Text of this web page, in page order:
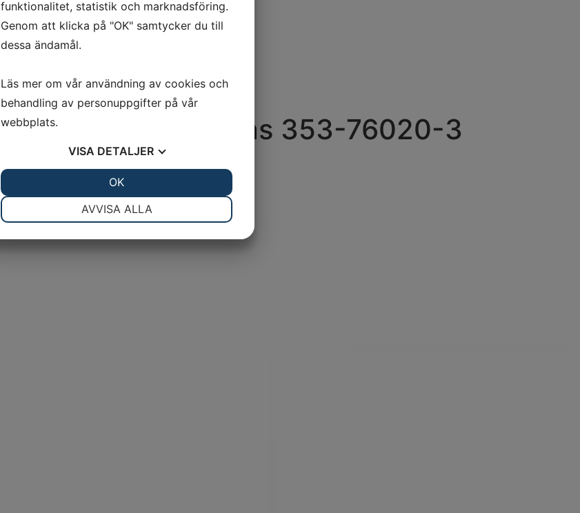
Artnr: 353-76020-3
Tändningslås 353-76020-3
funktionalitet, statistik och marknadsföring.
Genom att klicka på "OK" samtycker du till
dessa ändamål.
Läs mer om vår användning av cookies och
behandling av personuppgifter på vår
webbplats.
VISA DETALJER
AVVISA ALLA
OK